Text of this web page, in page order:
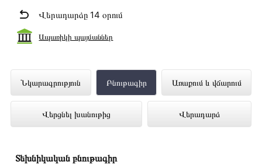
Վերադարձը 14 օրում
Ապառիկի պայմաններ
Նկարագրություն Բնութագիր Առաքում և վճարում
Վերցնել խանութից Վերադարձ
Սառնարան FISHER FRT510NDX
ներկայացված է Technomix առցանց
խանութում լավագույն գնով 448 000 դրամ
Տեխնիկական բնութագիր